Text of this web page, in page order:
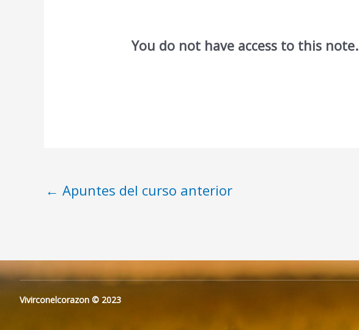
You do not have access to this note.
← Apuntes del curso anterior
Vivirconelcorazon © 2023